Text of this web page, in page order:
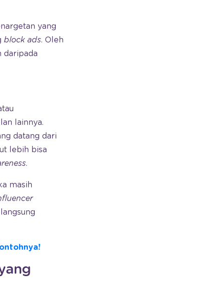
yang
block ads. Oleh
daripada
lainnya.
datang dari
lebih bisa
.
masih